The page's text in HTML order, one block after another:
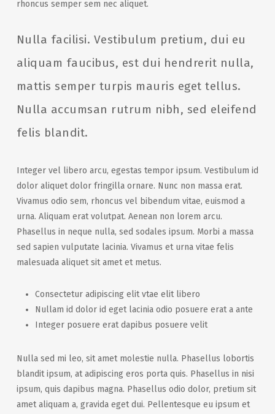
rhoncus semper sem nec aliquet.
Nulla facilisi. Vestibulum pretium, dui eu
aliquam faucibus, est dui hendrerit nulla,
mattis semper turpis mauris eget tellus.
Nulla accumsan rutrum nibh, sed eleifend
felis blandit.
Integer vel libero arcu, egestas tempor ipsum. Vestibulum id
dolor aliquet dolor fringilla ornare. Nunc non massa erat.
Vivamus odio sem, rhoncus vel bibendum vitae, euismod a
urna. Aliquam erat volutpat. Aenean non lorem arcu.
Phasellus in neque nulla, sed sodales ipsum. Morbi a massa
sed sapien vulputate lacinia. Vivamus et urna vitae felis
malesuada aliquet sit amet et metus.
Consectetur adipiscing elit vtae elit libero
Nullam id dolor id eget lacinia odio posuere erat a ante
Integer posuere erat dapibus posuere velit
Nulla sed mi leo, sit amet molestie nulla. Phasellus lobortis
blandit ipsum, at adipiscing eros porta quis. Phasellus in nisi
ipsum, quis dapibus magna. Phasellus odio dolor, pretium sit
amet aliquam a, gravida eget dui. Pellentesque eu ipsum et